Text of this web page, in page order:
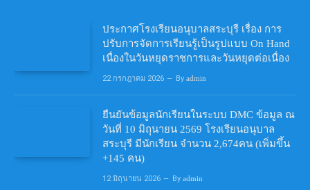
ประกาศโรงเรียนอนุบาลสระบุรี เรื่อง การ
ปรับการจัดการเรียนรู้เป็นรูปแบบ On Hand
เนื่องในวันหยุดราชการและวันหยุดต่อเนื่อง
22 กรกฎาคม 2026 By admin
ยืนยันข้อมูลนักเรียนในระบบ DMC ข้อมูล ณ
วันที่ 10 มิถุนายน 2569 โรงเรียนอนุบาล
สระบุรี มีนักเรียน จำนวน 2,674คน (เพิ่มขึ้น
+145 คน)
12 มิถุนายน 2026 By admin